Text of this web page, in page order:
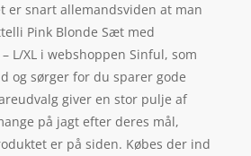
er snart allemandsviden at man
Pink Blonde Sæt med
L/XL i webshoppen Sinful, som
og sørger for du sparer gode
giver en stor pulje af
på jagt efter deres mål,
er på siden. Købes der ind